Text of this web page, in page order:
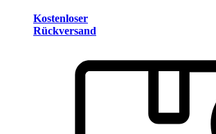
Kostenloser
Rückversand